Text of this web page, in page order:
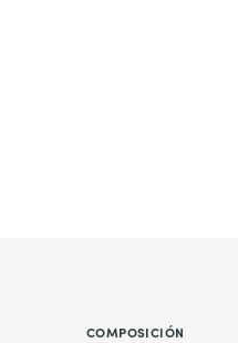
COMPOSICIÓN